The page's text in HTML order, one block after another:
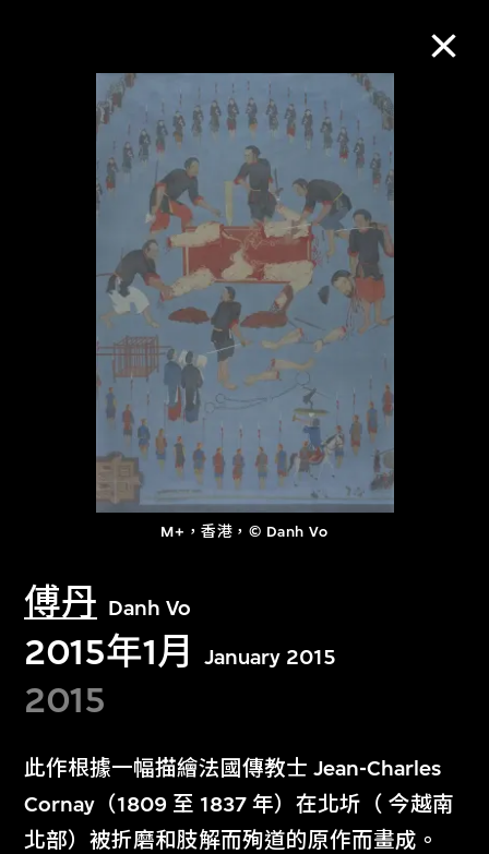
M+，香港，© Danh Vo
傅丹 Danh Vo
2015年1月 January 2015
2015
此作根據一幅描繪法國傳教士 Jean-Charles
Cornay（1809 至 1837 年）在北圻（ 今越南
北部）被折磨和肢解而殉道的原作而畫成。
M+藏品
進一步篩選
關於M+藏品
探索世界頂級的二十及二十一世紀視覺
文化藏品。